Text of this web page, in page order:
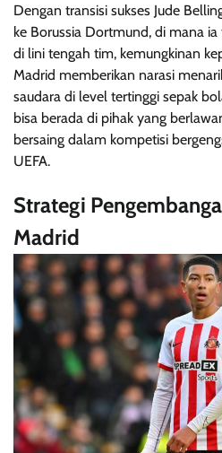
Dengan transisi sukses Jude
ke Borussia Dortmund, di mana
di lini tengah tim, kemungkinan
Madrid memberikan narasi
saudara di level tertinggi sepak
bisa berada di pihak yang
bersaing dalam kompetisi
UEFA.
Strategi
Madrid